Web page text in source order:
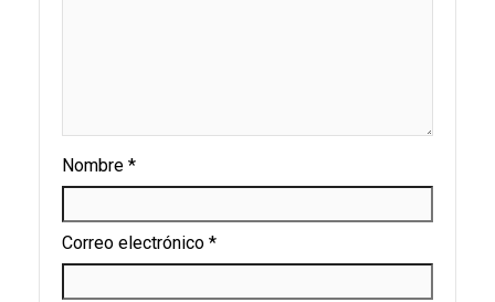
Nombre *
Correo electrónico *